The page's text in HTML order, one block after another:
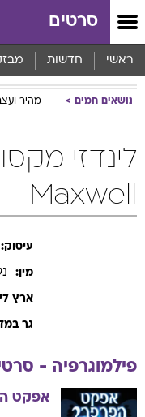
סרטים
ראשי חדשות
נושאים חמים מהיר
Maxwell
עיסוק:
מין:
ארץ
גר
פילמוגרפיה -
אפקט